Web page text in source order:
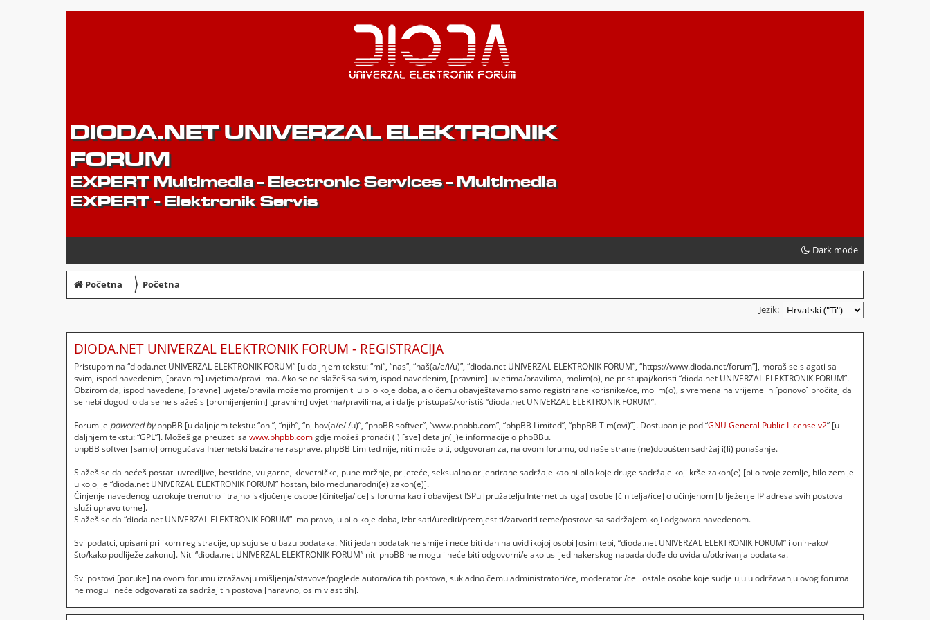
DIODA.NET UNIVERZAL ELEKTRONIK
FORUM
EXPERT Multimedia - Electronic Services - Multimedia
EXPERT - Elektronik Servis
Dark mode
Početna 〉 Početna
Jezik:
DIODA.NET UNIVERZAL ELEKTRONIK FORUM - REGISTRACIJA
Pristupom na “dioda.net UNIVERZAL ELEKTRONIK FORUM” [u daljnjem tekstu: “mi”, “nas”, “naš(a/e/i/u)”, “dioda.net UNIVERZAL ELEKTRONIK FORUM”, “https://www.dioda.net/forum”], moraš se slagati sa
svim, ispod navedenim, [pravnim] uvjetima/pravilima. Ako se ne slažeš sa svim, ispod navedenim, [pravnim] uvjetima/pravilima, molim(o), ne pristupaj/koristi “dioda.net UNIVERZAL ELEKTRONIK FORUM”.
Obzirom da, ispod navedene, [pravne] uvjete/pravila možemo promijeniti u bilo koje doba, a o čemu obavještavamo samo registrirane korisnike/ce, molim(o), s vremena na vrijeme ih [ponovo] pročitaj da
se nebi dogodilo da se ne slažeš s [promijenjenim] [pravnim] uvjetima/pravilima, a i dalje pristupaš/koristiš “dioda.net UNIVERZAL ELEKTRONIK FORUM”.
Forum je powered byphpBB [u daljnjem tekstu: “oni”, “njih”, “njihov(a/e/i/u)”, “phpBB softver”, “www.phpbb.com”, “phpBB Limited”, “phpBB Tim(ovi)”]. Dostupan je pod “GNU General Public License v2” [u
daljnjem tekstu: “GPL”]. Možeš ga preuzeti sa www.phpbb.comgdje možeš pronaći (i) [sve] detaljn(ij)e informacije o phpBBu.
phpBB softver [samo] omogućava Internetski bazirane rasprave. phpBB Limited nije, niti može biti, odgovoran za, na ovom forumu, od naše strane (ne)dopušten sadržaj i(li) ponašanje.
Slažeš se da nećeš postati uvredljive, bestidne, vulgarne, klevetničke, pune mržnje, prijeteće, seksualno orijentirane sadržaje kao ni bilo koje druge sadržaje koji krše zakon(e) [bilo tvoje zemlje, bilo zemlje
u kojoj je “dioda.net UNIVERZAL ELEKTRONIK FORUM” hostan, bilo međunarodni(e) zakon(e)].
Činjenje navedenog uzrokuje trenutno i trajno isključenje osobe [činitelja/ice] s foruma kao i obavijest ISPu [pružatelju Internet usluga] osobe [činitelja/ice] o učinjenom [bilježenje IP adresa svih postova
služi upravo tome].
Slažeš se da “dioda.net UNIVERZAL ELEKTRONIK FORUM” ima pravo, u bilo koje doba, izbrisati/urediti/premjestiti/zatvoriti teme/postove sa sadržajem koji odgovara navedenom.
Svi podatci, upisani prilikom registracije, upisuju se u bazu podataka. Niti jedan podatak ne smije i neće biti dan na uvid ikojoj osobi [osim tebi, “dioda.net UNIVERZAL ELEKTRONIK FORUM” i onih-ako/
što/kako podliježe zakonu]. Niti “dioda.net UNIVERZAL ELEKTRONIK FORUM” niti phpBB ne mogu i neće biti odgovorni/e ako uslijed hakerskog napada dođe do uvida u/otkrivanja podataka.
Svi postovi [poruke] na ovom forumu izražavaju mišljenja/stavove/poglede autora/ica tih postova, sukladno čemu administratori/ce, moderatori/ce i ostale osobe koje sudjeluju u održavanju ovog foruma
ne mogu i neće odgovarati za sadržaj tih postova [naravno, osim vlastitih].